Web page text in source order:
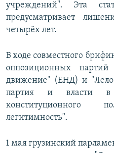
учреждений". Эта
предусматривает
четырёх лет.
В ходе совместного
оппозиционных партий
движение" (ЕНД) и
партия и власти
легитимность".
1 мая грузинский